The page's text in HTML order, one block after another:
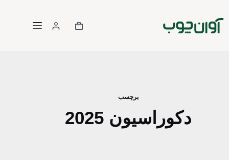
به
محتوا
سبد
برچسب
دکوراسیون 2025